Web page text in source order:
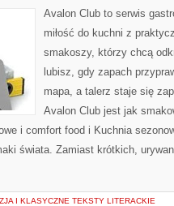
Avalon Club to serwis
miłość do kuchni z
smakoszy, którzy chcą
lubisz, gdy zapach
mapa, a talerz staje się
Avalon Club jest jak
i comfort food i Kuchnia
świata. Zamiast krótkich,
I KLASYCZNE TEKSTY LITERACKIE